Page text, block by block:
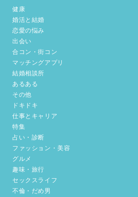
健康
婚活と結婚
恋愛の悩み
出会い
合コン・街コン
マッチングアプリ
結婚相談所
あるある
その他
ドキドキ
仕事とキャリア
特集
占い・診断
ファッション・美容
グルメ
趣味・旅行
セックスライフ
不倫・だめ男